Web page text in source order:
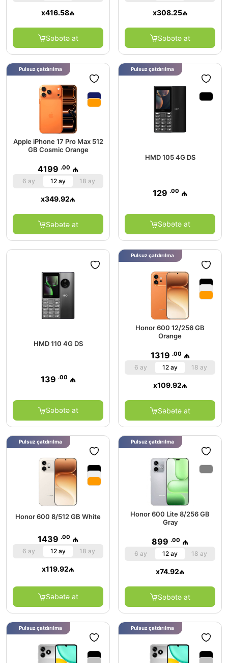
x416.58₼
Səbətə at
x308.25₼
Səbətə at
Apple iPhone 17 Pro Max 512
GB Cosmic Orange
4199 .00 ₼
6 ay 12 ay 18 ay
x349.92₼
Səbətə at
Pulsuz çatdırılma
HMD 105 4G DS
129 .00 ₼
Səbətə at
Pulsuz çatdırılma
HMD 110 4G DS
139 .00 ₼
Səbətə at
Honor 600 12/256 GB
Orange
1319 .00 ₼
6 ay 12 ay 18 ay
x109.92₼
Səbətə at
Pulsuz çatdırılma
Honor 600 8/512 GB White
1439 .00 ₼
6 ay 12 ay 18 ay
x119.92₼
Səbətə at
Pulsuz çatdırılma
Honor 600 Lite 8/256 GB
Gray
899 .00 ₼
6 ay 12 ay 18 ay
x74.92₼
Səbətə at
Pulsuz çatdırılma
Pulsuz çatdırılma Pulsuz çatdırılma